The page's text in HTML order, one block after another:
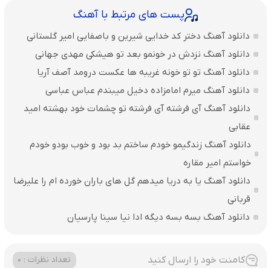
پست های مرتبط با آهنگ
دانلود آهنگ دختر کد خدایی شیرین و باصفایی امیر گلستانی
دانلود آهنگ نزدش در خونمو بعد تو هیشکی مهدی جهانی
دانلود آهنگ تو تو خونه غریبه ها عکست درومد آصف آریا
دانلود آهنگ میرم امامزاده دخیل میبندم عباس عباسی
دانلود آهنگ آی فرشته آی فرشته تو چشمات خود بهشته امید
عقابی
دانلود آهنگ زندگیمو خودم ساختم بد بود و خوب بودو خودم
خواستم امیر مقاره
دانلود آهنگ یا به دریا میدهم گل های باران‌ خورده ام را علیرضا
قربانی
دانلود آهنگ بسه بسه دیگه ادا نیا سینا پارسیان
کامنت خود را ارسال کنید تعداد نظرات : 0